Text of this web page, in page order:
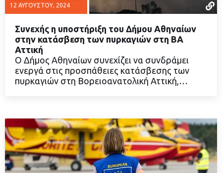
12 ΑΥΓΟΎΣΤΟΥ, 2024
ΔΙΑΒΑΣΤΕ ΠΕΡΙΣΣΟΤΕΡΑ
Συνεχής η υποστήριξη του Δήμου Αθηναίων
στην κατάσβεση των πυρκαγιών στη ΒΑ
Αττική
Ο Δήμος Αθηναίων συνεχίζει να συνδράμει
ενεργά στις προσπάθειες κατάσβεσης των
πυρκαγιών στη Βορειοανατολική Αττική,…